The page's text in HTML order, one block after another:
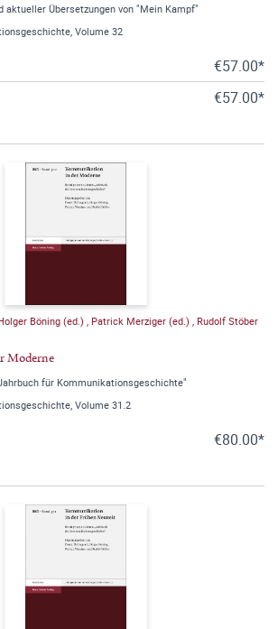
aktueller Übersetzungen von "Mein Kampf"
Volume 32
€57.00*
€57.00*
Böning (ed.) Patrick Merziger (ed.)
Rudolf Stöber
Moderne
für Kommunikationsgeschichte"
Volume 31.2
€80.00*